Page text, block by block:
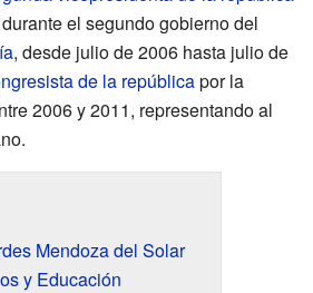
el segundo gobierno del
, desde julio de 2006 hasta julio de
de la repúblicapor la
2006 y 2011, representando al
Mendoza del Solar
y Educación